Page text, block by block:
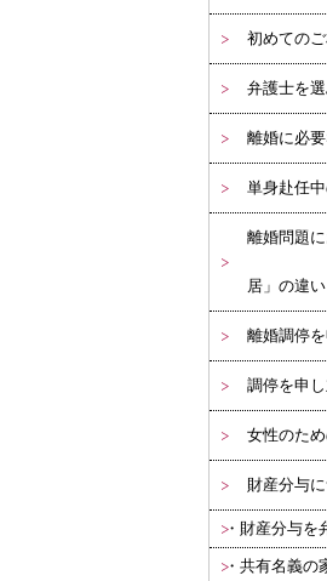
初めての
弁護士を
離婚に必
単身赴任
離婚問題
居」の違い
離婚調停
調停を申
女性のた
財産分与
財産分与を
共有名義の